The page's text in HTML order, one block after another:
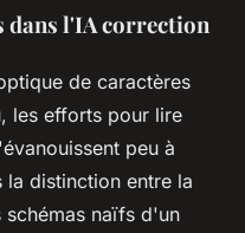
dans l'IA correction
de caractères
les efforts pour lire
peu à
distinction entre la
naïfs d'un